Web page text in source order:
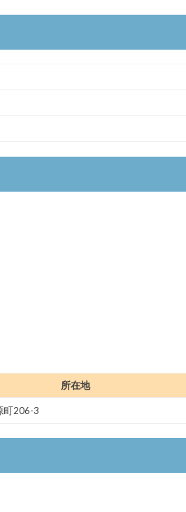
オーベルジュ、古民家等
とは違う幸せのカタチ
Life」登場。ワーケーショ
で見える化。「あなたと地域の
FIELDS」に新たな宿泊施設
ワーケーション始まる
所在地
町206-3